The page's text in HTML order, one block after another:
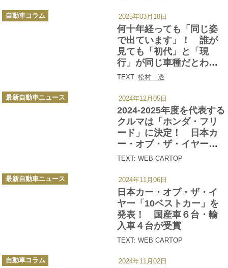
何十年経っても「同じ姿
で出ています」！ 誰が
見ても「初代」と「現
行」が同じ車種だとわか
るクルマ５選
TEXT: 松村 透
カ
テ
自動車コラム 2025年03月18日
2024-2025年度を代表する
クルマは「ホンダ・フリ
ード」に決定！ 日本カ
ー・オブ・ザ・イヤーの
各賞を発表
TEXT: WEB CARTOP
カ
テ
最新自動車ニュース 2024年12月05日
日本カー・オブ・ザ・イ
ヤー「10ベストカー」を
発表！ 国産車６台・輸
入車４台が受賞
TEXT: WEB CARTOP
カ
テ
最新自動車ニュース 2024年11月06日
カ
テ
自動車コラム 2024年11月02日